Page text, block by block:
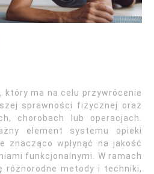
który ma na celu przywrócenie
sprawności fizycznej oraz
chorobach lub operacjach.
element systemu opieki
znacząco wpłynąć na jakość
funkcjonalnymi. W ramach
różnorodne metody i techniki,